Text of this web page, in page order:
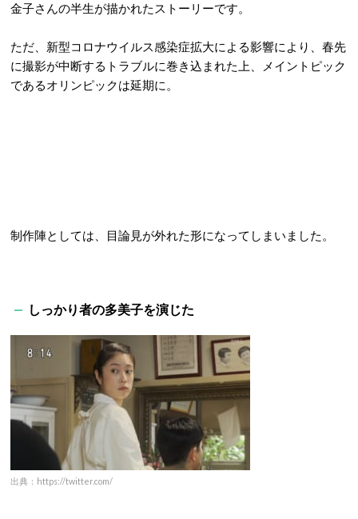
金子さんの半生が描かれたストーリーです。
ただ、新型コロナウイルス感染症拡大による影響により、春先
に撮影が中断するトラブルに巻き込まれた上、メイントピック
であるオリンピックは延期に。
制作陣としては、目論見が外れた形になってしまいました。
しっかり者の多美子を演じた
出典：https://twitter.com/